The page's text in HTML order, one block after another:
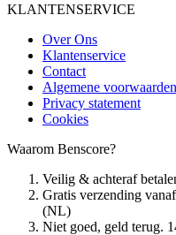
KLANTENSERVICE
Over Ons
Klantenservice
Contact
Algemene voorwaarden
Privacy statement
Cookies
Waarom Benscore?
Veilig & achteraf
Gratis verzending
(NL)
Niet goed, geld terug.